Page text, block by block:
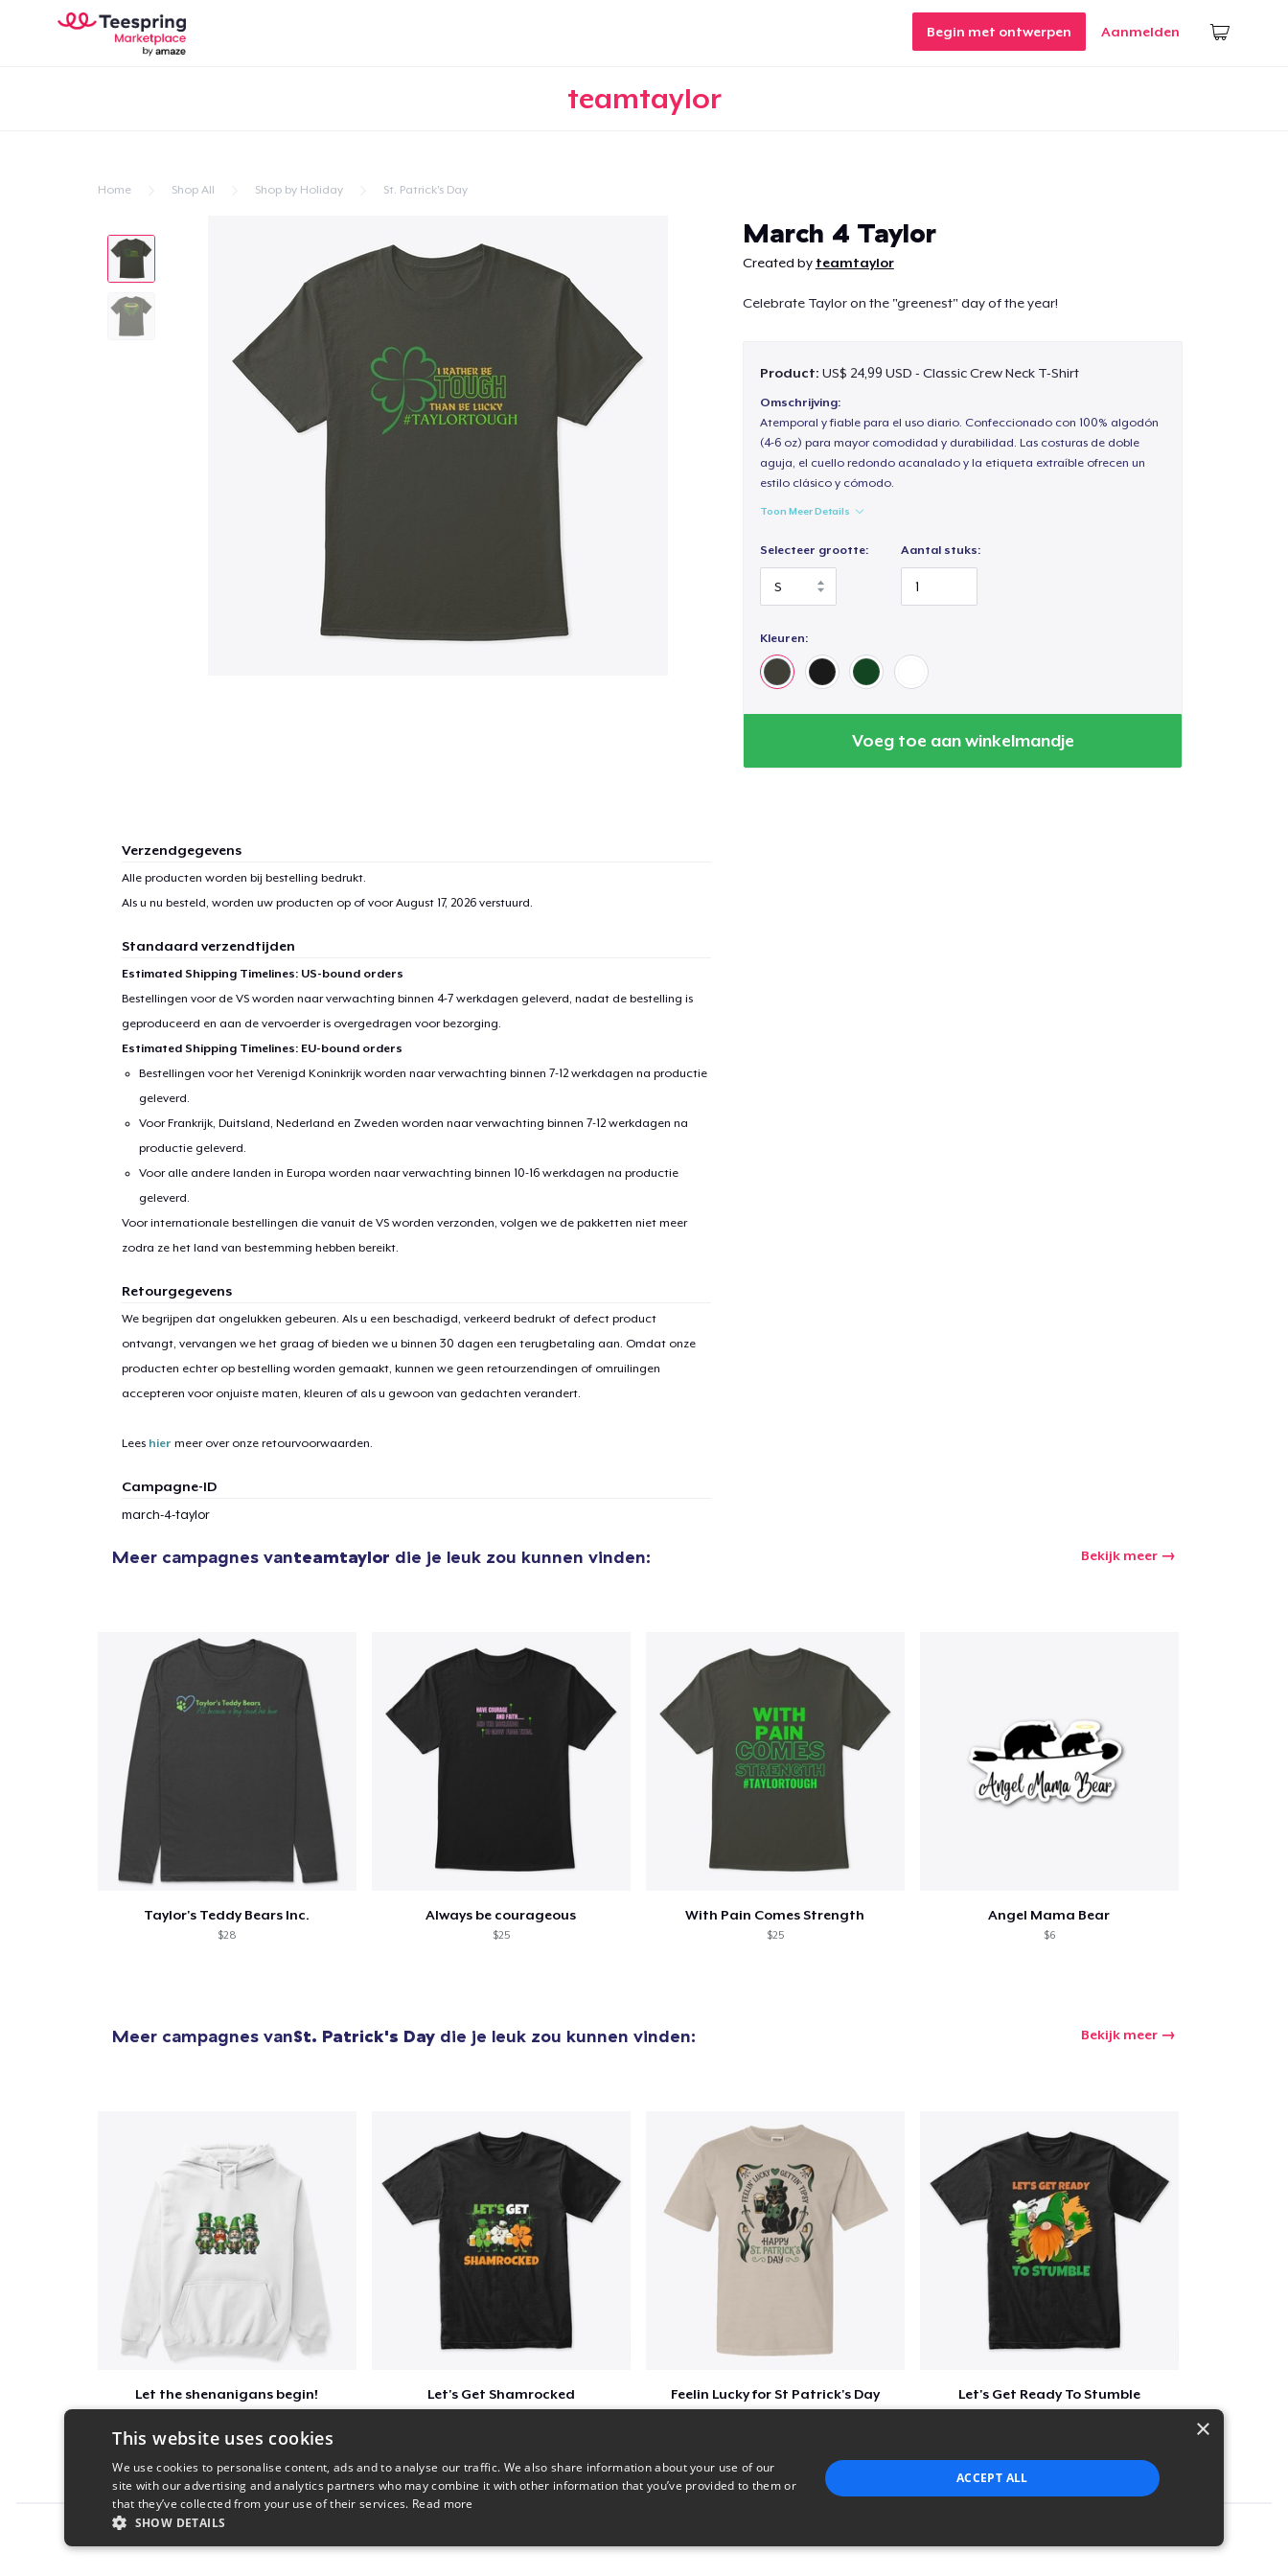
Begin met ontwerpen Aanmelden
teamtaylor
Home Shop All Shop by Holiday St. Patrick's Day
March 4 Taylor
Created by teamtaylor
Celebrate Taylor on the "greenest" day of the year!
Product: US$ 24,99 USD - Classic Crew Neck T-Shirt
Omschrijving:
Atemporal y fiable para el uso diario. Confeccionado con 100% algodón
(4-6 oz) para mayor comodidad y durabilidad. Las costuras de doble
aguja, el cuello redondo acanalado y la etiqueta extraíble ofrecen un
estilo clásico y cómodo.
Toon Meer Details
Selecteer grootte: Aantal stuks:
Kleuren:
Voeg toe aan winkelmandje
Verzendgegevens
Alle producten worden bij bestelling bedrukt.
Als u nu besteld, worden uw producten op of voorAugust 17, 2026verstuurd.
Standaard verzendtijden
Estimated Shipping Timelines: US-bound orders
Bestellingen voor de VS worden naar verwachting binnen 4-7 werkdagen geleverd, nadat de bestelling is
geproduceerd en aan de vervoerder is overgedragen voor bezorging.
Estimated Shipping Timelines: EU-bound orders
Bestellingen voor het Verenigd Koninkrijk worden naar verwachting binnen 7-12 werkdagen na productie
geleverd.
Voor Frankrijk, Duitsland, Nederland en Zweden worden naar verwachting binnen 7-12 werkdagen na
productie geleverd.
Voor alle andere landen in Europa worden naar verwachting binnen 10-16 werkdagen na productie
geleverd.
Voor internationale bestellingen die vanuit de VS worden verzonden, volgen we de pakketten niet meer
zodra ze het land van bestemming hebben bereikt.
Retourgegevens
We begrijpen dat ongelukken gebeuren. Als u een beschadigd, verkeerd bedrukt of defect product
ontvangt, vervangen we het graag of bieden we u binnen 30 dagen een terugbetaling aan. Omdat onze
producten echter op bestelling worden gemaakt, kunnen we geen retourzendingen of omruilingen
accepteren voor onjuiste maten, kleuren of als u gewoon van gedachten verandert.
Lees hier meer over onze retourvoorwaarden.
Campagne-ID
march-4-taylor
Meer campagnes vanteamtaylor die je leuk zou kunnen vinden: Bekijk meer
Taylor's Teddy Bears Inc.
$28
Always be courageous
$25
With Pain Comes Strength
$25
Angel Mama Bear
$6
Meer campagnes vanSt. Patrick's Day die je leuk zou kunnen vinden: Bekijk meer
Let the shenanigans begin! Let's Get Shamrocked Feelin Lucky for St Patrick's Day Let's Get Ready To Stumble
1item aan winkelwagen toegevoegd
×
This website uses cookies
We use cookies to personalise content, ads and to analyse our traffic. We also share information about your use of our
site with our advertising and analytics partners who may combine it with other information that you’ve provided to them or
that they’ve collected from your use of their services. Read more
SHOW DETAILS
ACCEPT ALL